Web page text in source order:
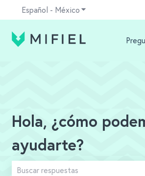
Español - México Traducciones de
Hola, ¿cómo
ayudarte?